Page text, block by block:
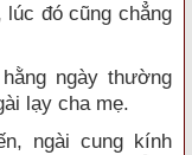
đó cũng chẳng
ngày thường
lạy cha mẹ.
ngài cung kính